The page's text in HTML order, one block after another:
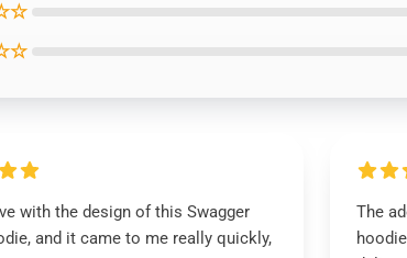
with the design of this Swagger
and it came to me really quickly,
The